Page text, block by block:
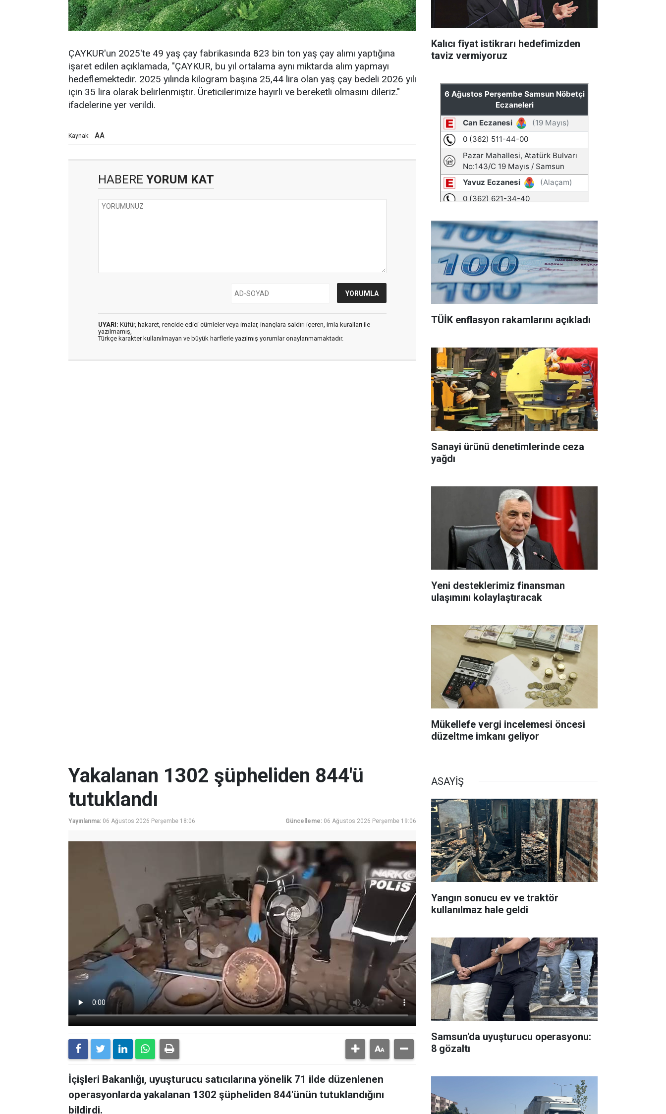
ÇAYKUR'un 2025'te 49 yaş çay fabrikasında 823 bin ton yaş çay alımı yaptığına
işaret edilen açıklamada, "ÇAYKUR, bu yıl ortalama aynı miktarda alım yapmayı
hedeflemektedir. 2025 yılında kilogram başına 25,44 lira olan yaş çay bedeli 2026 yılı
için 35 lira olarak belirlenmiştir. Üreticilerimize hayırlı ve bereketli olmasını dileriz."
ifadelerine yer verildi.
Kaynak: AA
HABERE YORUM KAT
UYARI: Küfür, hakaret, rencide edici cümleler veya imalar, inançlara saldırı içeren, imla kuralları ile
yazılmamış,
Türkçe karakter kullanılmayan ve büyük harflerle yazılmış yorumlar onaylanmamaktadır.
Kalıcı fiyat istikrarı hedefimizden
taviz vermiyoruz
TÜİK enflasyon rakamlarını açıkladı
Sanayi ürünü denetimlerinde ceza
yağdı
Yeni desteklerimiz finansman
ulaşımını kolaylaştıracak
Mükellefe vergi incelemesi öncesi
düzeltme imkanı geliyor
Yakalanan 1302 şüpheliden 844'ü
tutuklandı
Yayınlanma: 06 Ağustos 2026 Perşembe 18:06 Güncelleme: 06 Ağustos 2026 Perşembe 19:06
İçişleri Bakanlığı, uyuşturucu satıcılarına yönelik 71 ilde düzenlenen
operasyonlarda yakalanan 1302 şüpheliden 844'ünün tutuklandığını
bildirdi.
ASAYİŞ
Yangın sonucu ev ve traktör
kullanılmaz hale geldi
Samsun'da uyuşturucu operasyonu:
8 gözaltı